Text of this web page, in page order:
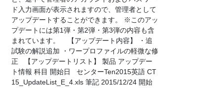
ド入力画面が表示されますので、管理者として
アップデートすることができます。 ※このアッ
プデートには第1弾・第2弾・第3弾の内容も含
まれています。 【アップデート内容】 ・追
試験の解説追加 ・ワープロファイルの軽微な修
正 【アップデートリスト】 製品 アップデー
ト情報 科目 開始日 センターTen2015英語 CT
15_UpdateList_E_4.xls 筆記 2015/12/24 開始